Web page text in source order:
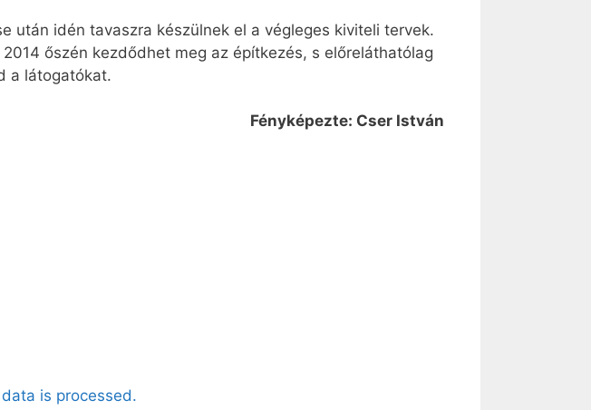
után idén tavaszra készülnek el a végleges kiviteli tervek.
őszén kezdődhet meg az építkezés, s előreláthatólag
a látogatókat.
Fényképezte: Cser István
is processed.